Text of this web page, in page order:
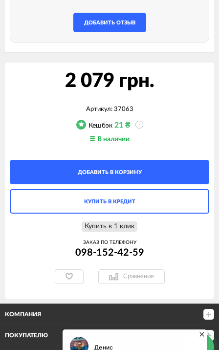
ДОБАВИТЬ ОТЗЫВ
2 079 грн.
Артикул: 37063
Кешбэк 21₴ ?
В наличии
ДОБАВИТЬ В КОРЗИНУ
КУПИТЬ В КРЕДИТ
Купить в 1 клик
ЗАКАЗ ПО ТЕЛЕФОНУ
098-152-42-59
Сравнение
КОМПАНИЯ
ПОКУПАТЕЛЮ